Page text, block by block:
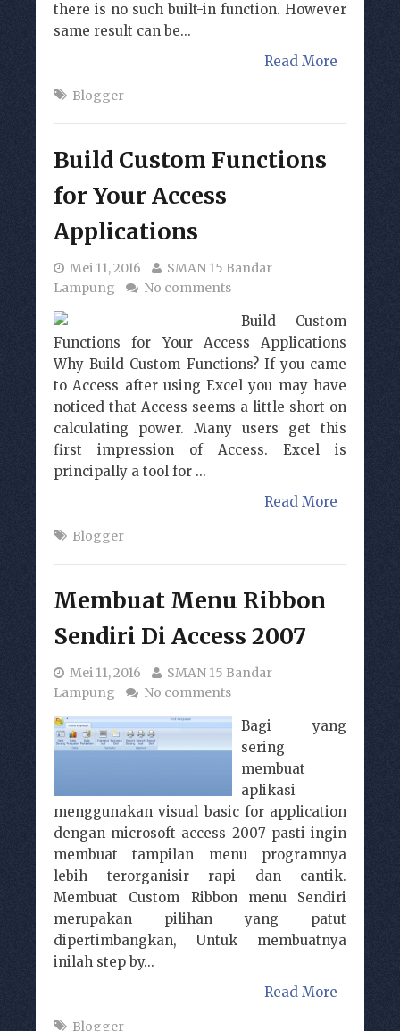
there is no such built-in function. However
same result can be...
Read More
Blogger
Build Custom Functions
for Your Access
Applications
Mei 11, 2016
SMAN 15 Bandar
Lampung
No comments
Build Custom
Functions for Your Access Applications
Why Build Custom Functions? If you came
to Access after using Excel you may have
noticed that Access seems a little short on
calculating power. Many users get this
first impression of Access. Excel is
principally a tool for ...
Read More
Blogger
Membuat Menu Ribbon
Sendiri Di Access 2007
Mei 11, 2016
SMAN 15 Bandar
Lampung
No comments
Bagi yang
sering
membuat
aplikasi
menggunakan visual basic for application
dengan microsoft access 2007 pasti ingin
membuat tampilan menu programnya
lebih terorganisir rapi dan cantik.
Membuat Custom Ribbon menu Sendiri
merupakan pilihan yang patut
dipertimbangkan, Untuk membuatnya
inilah step by...
Read More
Blogger